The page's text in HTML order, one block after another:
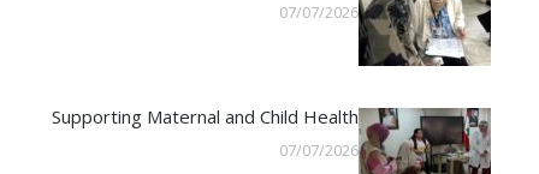
07/07/2026
Supporting Maternal and Child Health
07/07/2026